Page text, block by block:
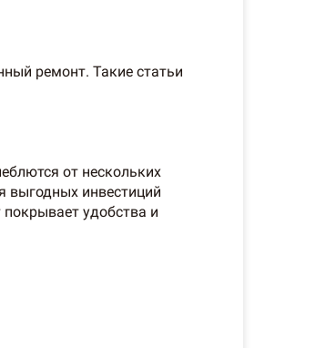
ремонт. Такие статьи
от нескольких
выгодных инвестиций
удобства и